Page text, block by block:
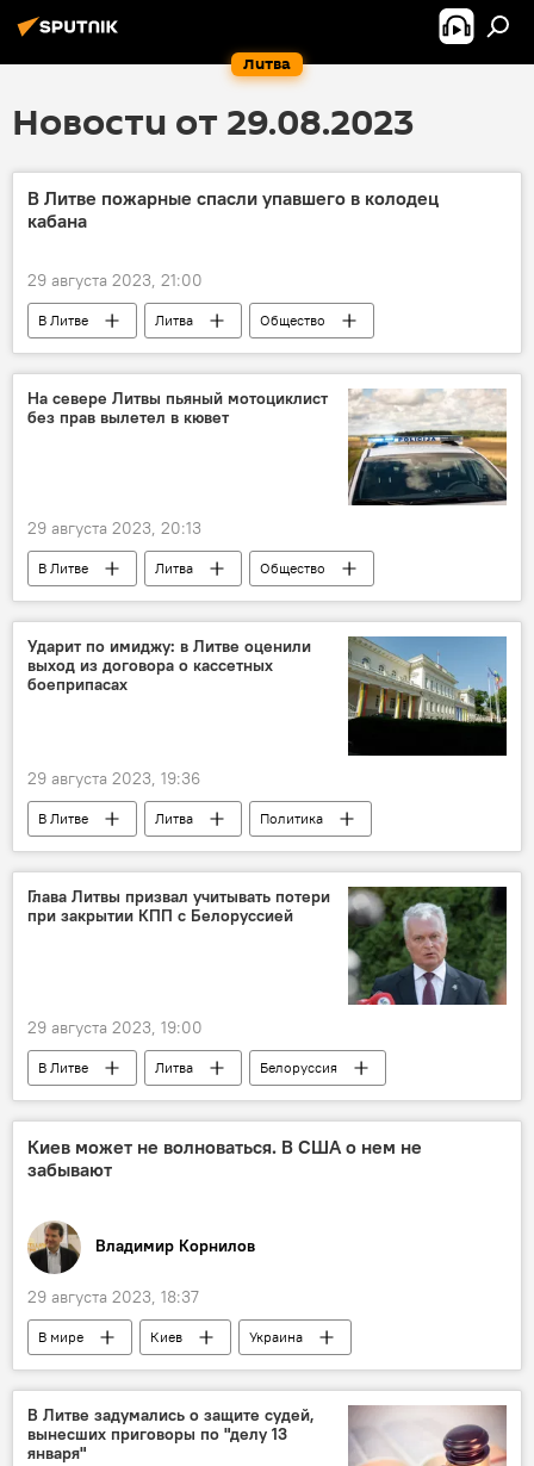
Литва
Новости от 29.08.2023
В Литве пожарные спасли упавшего в колодец
кабана
29 августа 2023, 21:00
В Литве Литва
Общество
происшествие
Происшествия
На севере Литвы пьяный мотоциклист
без прав вылетел в кювет
29 августа 2023, 20:13
В Литве Литва
Общество
дорожное происшествие
происшествие
Происшествия
ДТП мотоцикл
Ударит по имиджу: в Литве оценили
выход из договора о кассетных
боеприпасах
29 августа 2023, 19:36
В Литве Литва
Политика
боеприпасы
Глава Литвы призвал учитывать потери
при закрытии КПП с Белоруссией
29 августа 2023, 19:00
В Литве Литва
Белоруссия
Закрытие КПП на границе с Белоруссией
Гитанас Науседа
Киев может не волноваться. В США о нем не
забывают
Владимир Корнилов
29 августа 2023, 18:37
В мире Киев
Украина
США
В Литве задумались о защите судей,
вынесших приговоры по "делу 13
января"